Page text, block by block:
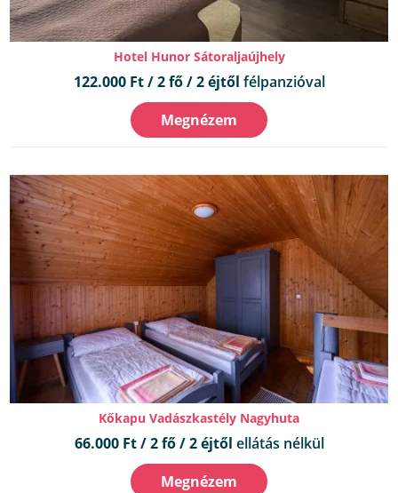
Hotel Hunor Sátoraljaújhely
122.000 Ft / 2 fő / 2 éjtől félpanzióval
Megnézem
Kőkapu Vadászkastély Nagyhuta
66.000 Ft / 2 fő / 2 éjtől ellátás nélkül
Megnézem